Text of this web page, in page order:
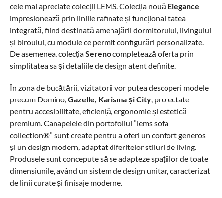
cele mai apreciate colecții LEMS. Colecția nouă Elegance
impresionează prin liniile rafinate și funcționalitatea
integrată, fiind destinată amenajării dormitorului, livingului
și biroului, cu module ce permit configurări personalizate.
De asemenea, colecțiaSerenocompletează oferta prin
simplitatea sa și detaliile de design atent definite.
În zona de bucătării, vizitatorii vor putea descoperi modele
precum Domino,Gazelle, Karisma și City, proiectate
pentru accesibilitate, eficiență, ergonomie și estetică
premium. Canapelele din portofoliul ”lems sofa
collection®” sunt create pentru a oferi un confort generos
și un design modern, adaptat diferitelor stiluri de living.
Produsele sunt concepute să se adapteze spațiilor de toate
dimensiunile, având un sistem de design unitar, caracterizat
de linii curate și finisaje moderne.